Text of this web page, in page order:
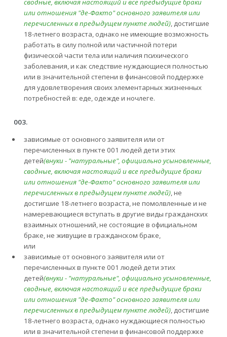
или отношения "де-Факто" основного заявителя или
перечисленных в предыдущем пункте людей), достигшие
18-летнего возраста, однако не имеющие возможность
работать в силу полной или частичной потери
физической части тела или наличия психического
заболевания, и как следствие нуждающиеся полностью
или в значительной степени в финансовой поддержке
для удовлетворения своих элементарных жизненных
потребностей в: еде, одежде и ночлеге.
003.
зависимые от основного заявителя или от
перечисленных в пункте 001 людей дети этих
детей(внуки - "натуральные", официально усыновленные,
сводные, включая настоящий и все предыдущие браки
или отношения "де-Факто" основного заявителя или
перечисленных в предыдущем пункте людей), не
достигшие 18-летнего возраста, не помолвленные и не
намеревающиеся вступать в другие виды гражданских
взаимных отношений, не состоящие в официальном
браке, не живущие в гражданском браке,
или
зависимые от основного заявителя или от
перечисленных в пункте 001 людей дети этих
детей(внуки - "натуральные", официально усыновленные,
сводные, включая настоящий и все предыдущие браки
или отношения "де-Факто" основного заявителя или
перечисленных в предыдущем пункте людей), достигшие
18-летнего возраста, однако нуждающиеся полностью
или в значительной степени в финансовой поддержке